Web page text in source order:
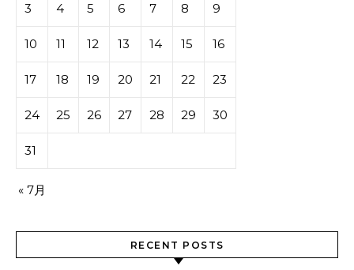
3 4 5 6 7 8 9
10 11 12 13 14 15 16
17 18 19 20 21 22 23
24 25 26 27 28 29 30
31
« 7月
RECENT POSTS